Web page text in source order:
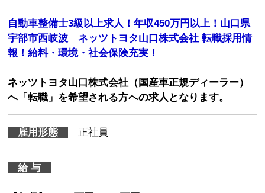
自動車整備士3級以上求人！年収450万円以上！山口県
宇部市西岐波 ネッツトヨタ山口株式会社 転職採用情
報！給料・環境・社会保険充実！
ネッツトヨタ山口株式会社（国産車正規ディーラー）
へ「転職」を希望される方への求人となります。
雇用形態 正社員
給 与